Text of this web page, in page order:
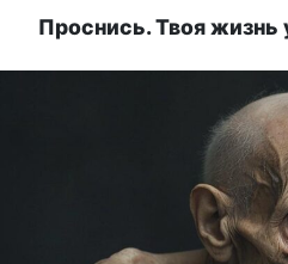
Проснись. Твоя жизнь